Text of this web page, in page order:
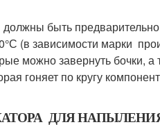
быть
(в зависимости марки
можно завернуть бочки, а
гоняет по кругу
ДЛЯ